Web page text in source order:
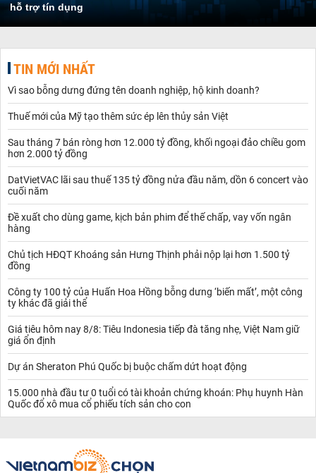
hỗ trợ tín dụng
TIN MỚI NHẤT
Vì sao bỗng dưng đứng tên doanh nghiệp, hộ kinh doanh?
Thuế mới của Mỹ tạo thêm sức ép lên thủy sản Việt
Sau tháng 7 bán ròng hơn 12.000 tỷ đồng, khối ngoại đảo chiều gom
hơn 2.000 tỷ đồng
DatVietVAC lãi sau thuế 135 tỷ đồng nửa đầu năm, dồn 6 concert vào
cuối năm
Đề xuất cho dùng game, kịch bản phim để thế chấp, vay vốn ngân
hàng
Chủ tịch HĐQT Khoáng sản Hưng Thịnh phải nộp lại hơn 1.500 tỷ
đồng
Công ty 100 tỷ của Huấn Hoa Hồng bỗng dưng ‘biến mất’, một công
ty khác đã giải thể
Giá tiêu hôm nay 8/8: Tiêu Indonesia tiếp đà tăng nhẹ, Việt Nam giữ
giá ổn định
Dự án Sheraton Phú Quốc bị buộc chấm dứt hoạt động
15.000 nhà đầu tư 0 tuổi có tài khoản chứng khoán: Phụ huynh Hàn
Quốc đổ xô mua cổ phiếu tích sản cho con